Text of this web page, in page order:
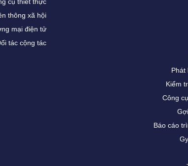
thông xã hội
mại điện tử
tác cộng tác
Phát
Kiểm
Công
Báo cáo